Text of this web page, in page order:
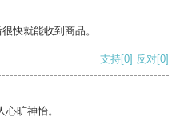
快就能收到商品。
支持[0] 反对[0]
旷神怡。